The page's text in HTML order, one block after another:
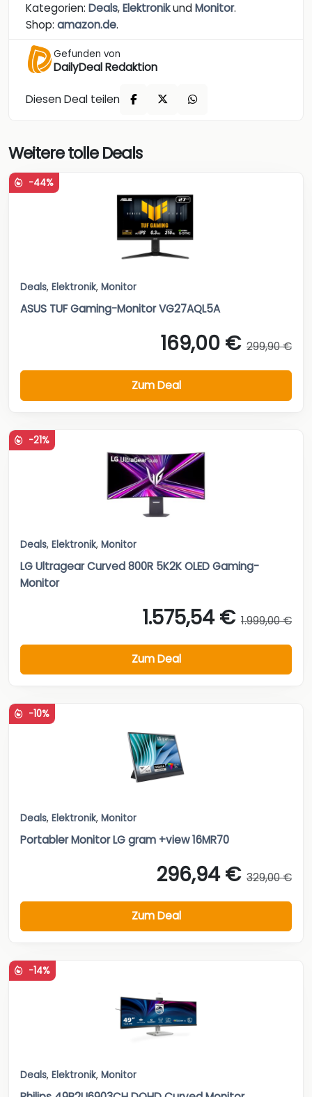
Kategorien: Deals,ElektronikundMonitor.
Shop: amazon.de.
Gefunden von
DailyDeal Redaktion
Diesen Deal teilen
Weitere tolle Deals
-44%
Deals, Elektronik, Monitor
ASUS TUF Gaming-Monitor VG27AQL5A
169,00 € 299,90 €
Zum Deal
-21%
Deals, Elektronik, Monitor
LG Ultragear Curved 800R 5K2K OLED Gaming-
Monitor
1.575,54 € 1.999,00 €
Zum Deal
-10%
Deals, Elektronik, Monitor
Portabler Monitor LG gram +view 16MR70
296,94 € 329,00 €
Zum Deal
-14%
Deals, Elektronik, Monitor